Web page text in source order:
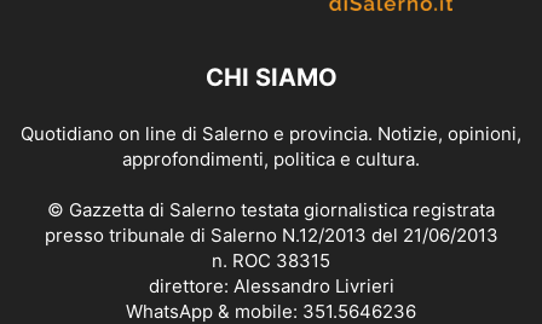
CHI SIAMO
Quotidiano on line di Salerno e provincia. Notizie, opinioni,
approfondimenti, politica e cultura.
© Gazzetta di Salerno testata giornalistica registrata
presso tribunale di Salerno N.12/2013 del 21/06/2013
n. ROC 38315
direttore: Alessandro Livrieri
WhatsApp & mobile: 351.5646236